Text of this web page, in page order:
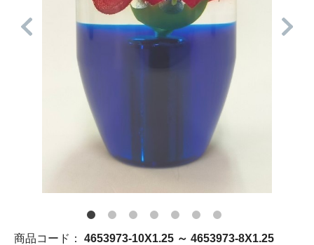
商品コード： 4653973-10X1.25 ～ 4653973-8X1.25